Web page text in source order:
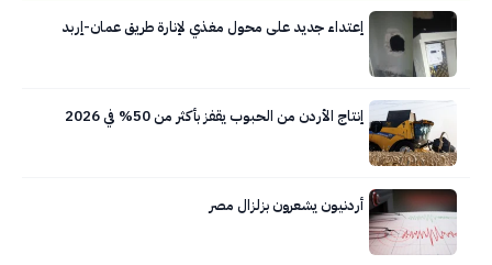
إعتداء جديد على محول مغذي لإنارة طريق عمان-إربد
إنتاج الأردن من الحبوب يقفز بأكثر من 50% في 2026
أردنيون يشعرون بزلزال مصر